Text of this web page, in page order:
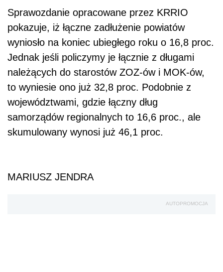
Sprawozdanie opracowane przez KRRIO
pokazuje, iż łączne zadłużenie powiatów
wyniosło na koniec ubiegłego roku o 16,8 proc.
Jednak jeśli policzymy je łącznie z długami
należących do starostów ZOZ-ów i MOK-ów,
to wyniesie ono już 32,8 proc. Podobnie z
województwami, gdzie łączny dług
samorządów regionalnych to 16,6 proc., ale
skumulowany wynosi już 46,1 proc.
MARIUSZ JENDRA
AUTOPROMOCJA